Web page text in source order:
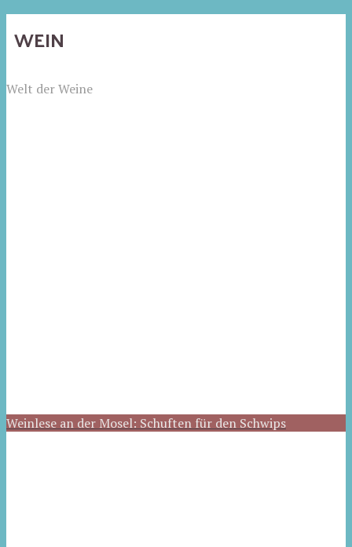
WEIN
Welt der Weine
Weinlese an der Mosel: Schuften für den Schwips